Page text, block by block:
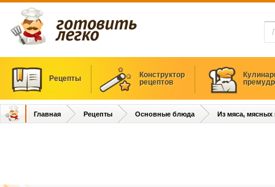
Рецепты
Конструктор
рецептов
Главная Рецепты Основные блюда Из мяса, мясных